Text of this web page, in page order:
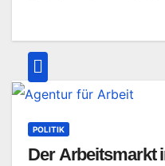
POLITIK
Der Arbeitsmarkt